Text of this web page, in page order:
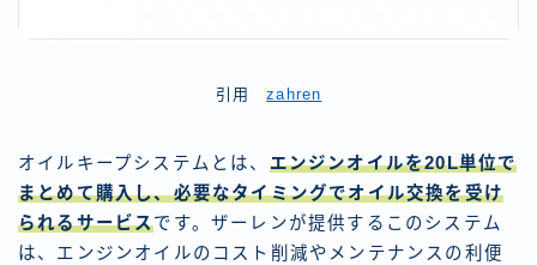
引用zahren
オイルキープシステムとは、 エンジンオイルを20L単位で
まとめて購入し、必要なタイミングでオイル交換を受け
られるサービスです。ザーレンが提供するこのシステム
は、エンジンオイルのコスト削減やメンテナンスの利便